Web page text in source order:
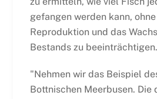
gefangen werden kann,
Reproduktion und das
Bestands zu beeinträchtigen.
"Nehmen wir das Beispiel
Bottnischen Meerbusen. Die